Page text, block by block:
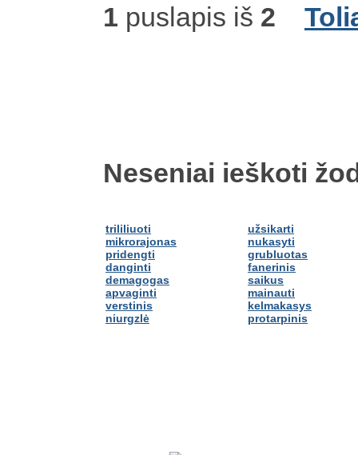
1 puslapis iš 2
Neseniai ieškoti
trililiuoti
mikrorajonas
pridengti
danginti
demagogas
apvaginti
verstinis
niurgzlė
užsikarti
nukasyti
grubluotas
fanerinis
saikus
mainauti
kelmakasys
protarpinis